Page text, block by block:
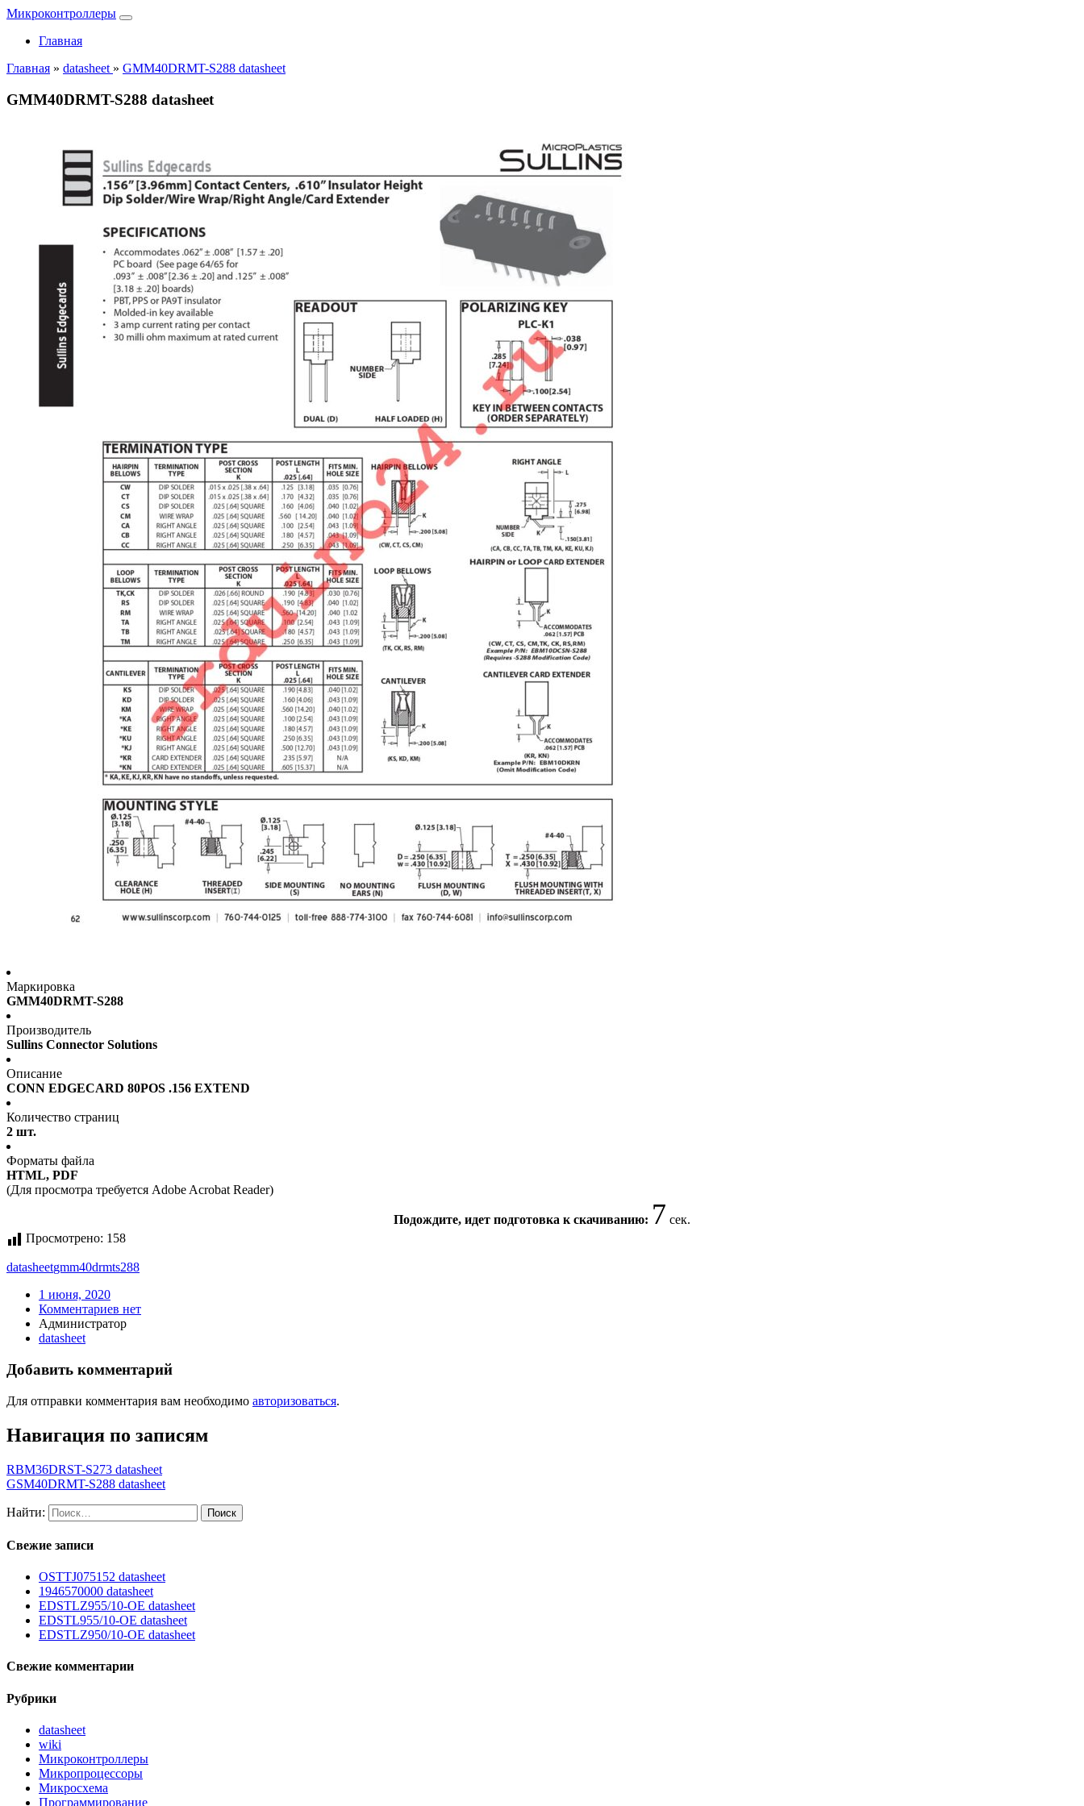
Микроконтроллеры
Главная
Главная » datasheet » GMM40DRMT-S288 datasheet
GMM40DRMT-S288 datasheet
Маркировка
GMM40DRMT-S288
Производитель
Sullins Connector Solutions
Описание
CONN EDGECARD 80POS .156 EXTEND
Количество страниц
2 шт.
Форматы файла
HTML, PDF
(Для просмотра требуется Adobe Acrobat Reader)
Подождите, идет подготовка к скачиванию: 7 сек.
Просмотрено: 158
datasheetgmm40drmts288
1 июня, 2020
Комментариев нет
Администратор
datasheet
Добавить комментарий
Для отправки комментария вам необходимо авторизоваться.
Навигация по записям
RBM36DRST-S273 datasheet
GSM40DRMT-S288 datasheet
Найти:
Свежие записи
OSTTJ075152 datasheet
1946570000 datasheet
EDSTLZ955/10-OE datasheet
EDSTL955/10-OE datasheet
EDSTLZ950/10-OE datasheet
Свежие комментарии
Рубрики
datasheet
wiki
Микроконтроллеры
Микропроцессоры
Микросхема
Программирование